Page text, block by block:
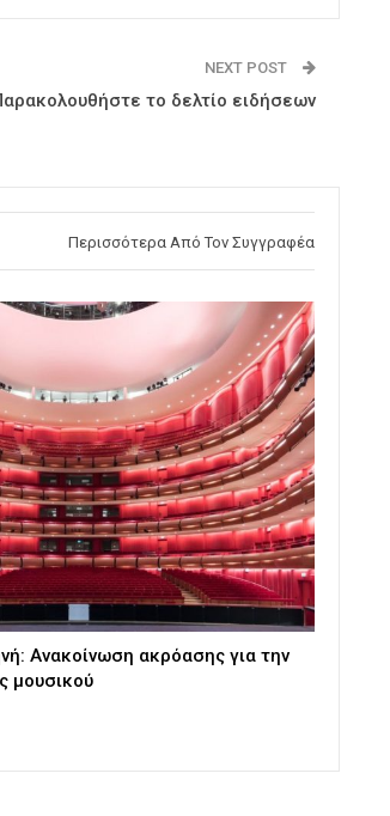
NEXT POST
το δελτίο ειδήσεων
Περισσότερα Από Τον Συγγραφέα
Ανακοίνωση ακρόασης για την
μουσικού